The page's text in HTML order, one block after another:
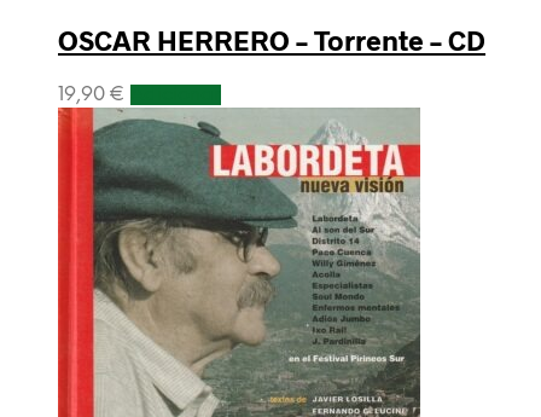
OSCAR HERRERO – Torrente – CD
19,90 €